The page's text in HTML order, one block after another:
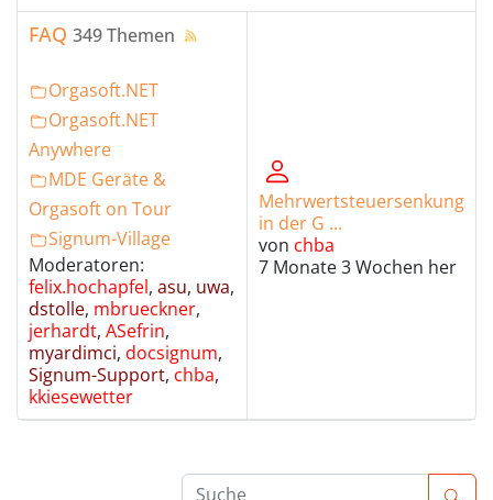
FAQ 349 Themen
Orgasoft.NET
Orgasoft.NET
Anywhere
MDE Geräte &
Orgasoft on Tour
Signum-Village
Moderatoren:
felix.hochapfel, asu, uwa,
dstolle, mbrueckner,
jerhardt, ASefrin,
myardimci, docsignum,
Signum-Support, chba,
kkiesewetter
Mehrwertsteuersenkung
in der G ...
von chba
7 Monate 3 Wochen her